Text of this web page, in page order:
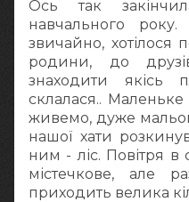
Ось так
навчального
звичайно, хотілося
родини, до
знаходити якісь
склалася..
живемо, дуже
нашої хати
ним - ліс. Повітря в
містечкове, але
приходить велика